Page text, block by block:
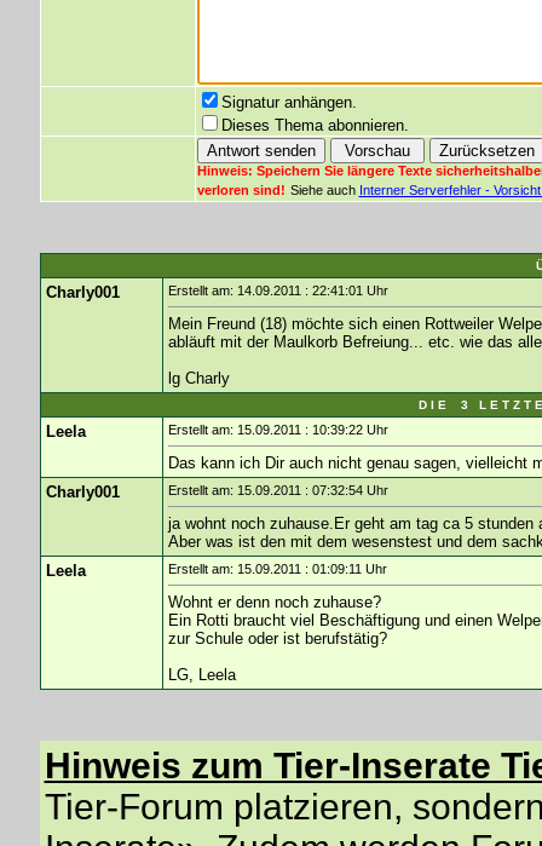
Signatur anhängen.
Dieses Thema abonnieren.
Hinweis: Speichern Sie längere Texte
verloren sind! Siehe auch Interner Serverfehler -
Charly001 Erstellt am: 14.09.2011 : 22:41:01 Uhr
Mein Freund (18) möchte sich einen Rottweiler
abläuft mit der Maulkorb Befreiung... etc. wie das
lg Charly
D I E 3 L E T Z T
Leela Erstellt am: 15.09.2011 : 10:39:22 Uhr
Das kann ich Dir auch nicht genau sagen, vielleicht
Charly001
Erstellt am: 15.09.2011 : 07:32:54 Uhr
ja wohnt noch zuhause.Er geht am tag ca 5
Aber was ist den mit dem wesenstest und dem
Leela
Erstellt am: 15.09.2011 : 01:09:11 Uhr
Wohnt er denn noch zuhause?
Ein Rotti braucht viel Beschäftigung und einen
zur Schule oder ist berufstätig?
LG, Leela
Hinweis zum Tier-Inserate
Tier-Forum platzieren,